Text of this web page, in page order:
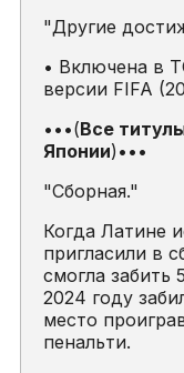
"Другие
• Включена в
версии FIFA
•••(Все
Японии)•••
"Сборная."
Когда Латине
пригласили в
смогла забить
2024 году
место
пенальти.